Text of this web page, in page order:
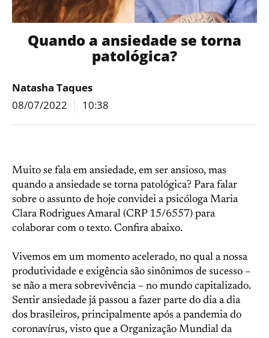
Quando a ansiedade se torna
patológica?
Natasha Taques
08/07/2022
10:38
Muito se fala em ansiedade, em ser ansioso, mas
quando a ansiedade se torna patológica? Para falar
sobre o assunto de hoje convidei a psicóloga Maria
Clara Rodrigues Amaral (CRP 15/6557) para
colaborar com o texto. Confira abaixo.
Vivemos em um momento acelerado, no qual a nossa
produtividade e exigência são sinônimos de sucesso –
se não a mera sobrevivência – no mundo capitalizado.
Sentir ansiedade já passou a fazer parte do dia a dia
dos brasileiros, principalmente após a pandemia do
coronavírus, visto que a Organização Mundial da